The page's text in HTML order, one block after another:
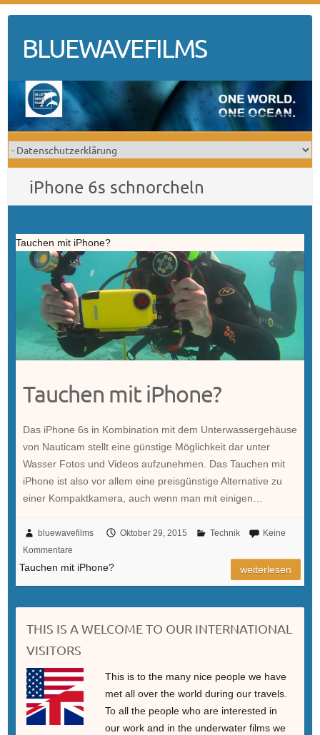
contentBLUEWAVEFILMS
iPhone 6s schnorcheln
Tauchen mit iPhone?
Tauchen mit iPhone?
Das iPhone 6s in Kombination mit dem Unterwassergehäuse
von Nauticam stellt eine günstige Möglichkeit dar unter
Wasser Fotos und Videos aufzunehmen. Das Tauchen mit
iPhone ist also vor allem eine preisgünstige Alternative zu
einer Kompaktkamera, auch wenn man mit einigen…
bluewavefilms Oktober 29, 2015 Technik
Keine
Kommentare
Tauchen mit iPhone? weiterlesen
THIS IS A WELCOME TO OUR INTERNATIONAL
VISITORS
This is to the many nice people we have
met all over the world during our travels.
To all the people who are interested in
our work and in the underwater films we